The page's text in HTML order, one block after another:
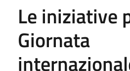
Le iniziative
Giornata